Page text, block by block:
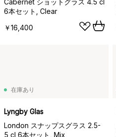
6本セット, Clear
￥16,400
在庫あり
Lyngby Glas
London スナップスグラス 2.5-
5 cl 6本セット, Mix